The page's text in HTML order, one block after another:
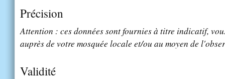
Précision
Attention : ces données sont fournies à titre indicatif,
auprès de votre mosquée locale et/ou au moyen de
Validité